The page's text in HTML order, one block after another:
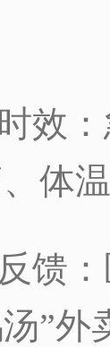
效
体
馈
”外